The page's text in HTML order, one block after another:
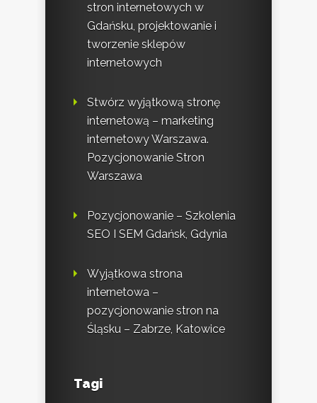
stron internetowych w
Gdańsku, projektowanie i
tworzenie sklepów
internetowych
Stwórz wyjątkową stronę
internetową – marketing
internetowy Warszawa.
Pozycjonowanie Stron
Warszawa
Pozycjonowanie – Szkolenia
SEO I SEM Gdańsk, Gdynia
Wyjątkowa strona
internetowa –
pozycjonowanie stron na
Śląsku – Zabrze, Katowice
Tagi